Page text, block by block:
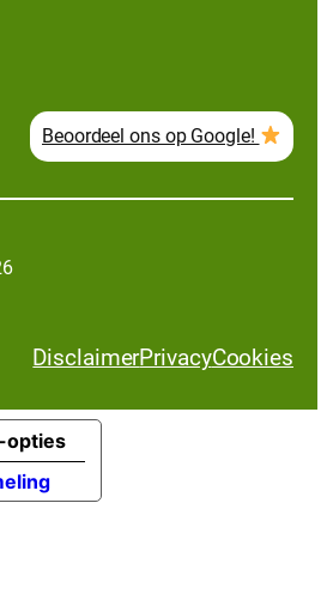
Beoordeel ons op Google!
DisclaimerPrivacyCookies
opties